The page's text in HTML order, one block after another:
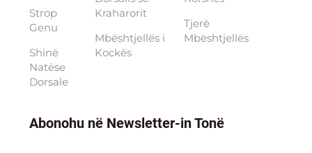
Strop
Genu
Shinë
Natëse
Dorsale
Kraharorit
Mbështjellës i
Kockës
Tjerë
Mbështjellës
Abonohu në Newsletter-in Tonë